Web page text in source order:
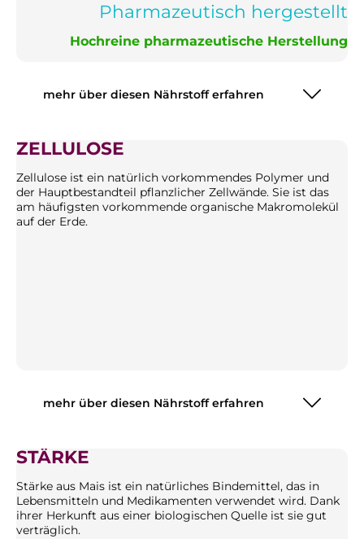
Pharmazeutisch hergestellt
Hochreine pharmazeutische Herstellung
mehr über diesen Nährstoff erfahren
ZELLULOSE
Zellulose ist ein natürlich vorkommendes Polymer und
der Hauptbestandteil pflanzlicher Zellwände. Sie ist das
am häufigsten vorkommende organische Makromolekül
auf der Erde.
mehr über diesen Nährstoff erfahren
STÄRKE
Stärke aus Mais ist ein natürliches Bindemittel, das in
Lebensmitteln und Medikamenten verwendet wird. Dank
ihrer Herkunft aus einer biologischen Quelle ist sie gut
verträglich.